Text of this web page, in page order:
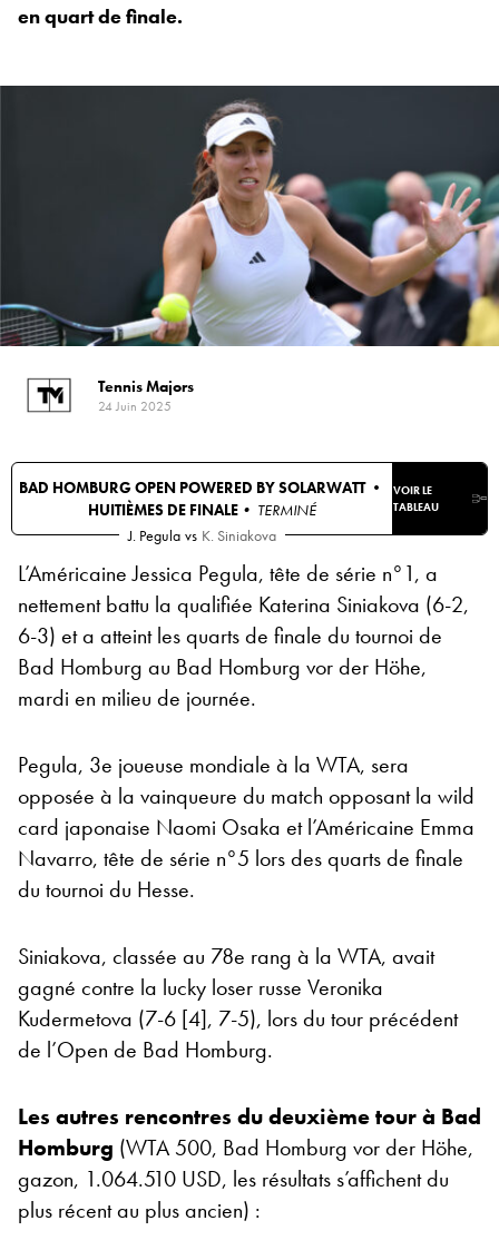
en quart de finale.
Tennis Majors
24 Juin 2025
BAD HOMBURG OPEN POWERED BY SOLARWATT •
HUITIÈMES DE FINALE• TERMINÉ
VOIR LE
TABLEAU
J. Pegula vs K. Siniakova
L’Américaine Jessica Pegula, tête de série n°1, a
nettement battu la qualifiée Katerina Siniakova (6-2,
6-3) et a atteint les quarts de finale du tournoi de
Bad Homburg au Bad Homburg vor der Höhe,
mardi en milieu de journée.
Pegula, 3e joueuse mondiale à la WTA, sera
opposée à la vainqueure du match opposant la wild
card japonaise Naomi Osaka et l’Américaine Emma
Navarro, tête de série n°5 lors des quarts de finale
du tournoi du Hesse.
Siniakova, classée au 78e rang à la WTA, avait
gagné contre la lucky loser russe Veronika
Kudermetova (7-6 [4], 7-5), lors du tour précédent
de l’Open de Bad Homburg.
Les autres rencontres du deuxième tour à Bad
Homburg (WTA 500, Bad Homburg vor der Höhe,
gazon, 1.064.510 USD, les résultats s’affichent du
plus récent au plus ancien) :